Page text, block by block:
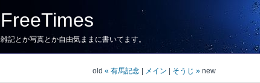
FreeTimes
雑記とか写真とか自由気ままに書いてます。
old « 有馬記念 メイン そうじ » new